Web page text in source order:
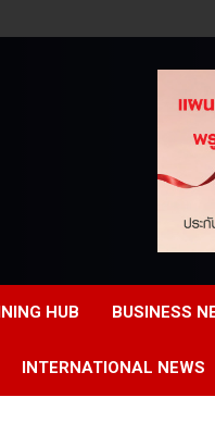
HUB BUSINESS
INTERNATIONAL NEWS